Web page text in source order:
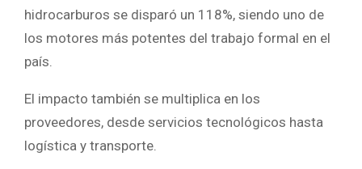
hidrocarburos se disparó un 118%, siendo uno de
los motores más potentes del trabajo formal en el
país.
El impacto también se multiplica en los
proveedores, desde servicios tecnológicos hasta
logística y transporte.